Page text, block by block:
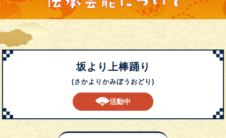
坂より上棒踊り
(さかよりかみぼうおどり)
活動中